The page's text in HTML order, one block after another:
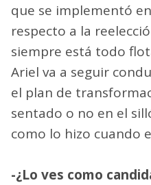
que se implementó
respecto a la
siempre está todo
Ariel va a seguir
el plan de
sentado o no en el
como lo hizo cuando
-¿Lo ves como